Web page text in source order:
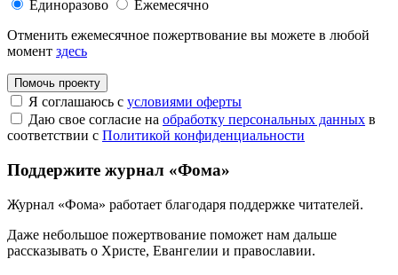
Единоразово
Ежемесячно
Отменить ежемесячное пожертвование вы можете в любой
момент здесь
Помочь проекту
Я соглашаюсь с условиями оферты
Даю свое согласие на обработку персональных данных в
соответствии с Политикой конфиденциальности
Поддержите журнал «Фома»
Журнал «Фома» работает благодаря поддержке читателей.
Даже небольшое пожертвование поможет нам дальше
рассказывать о Христе, Евангелии и православии.